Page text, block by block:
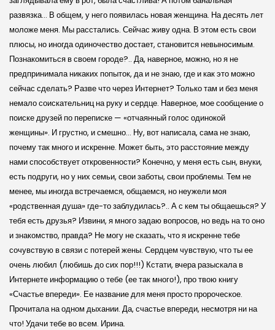
развязка… В общем, у него появилась новая женщина. На десять лет
моложе меня. Мы расстались. Сейчас живу одна. В этом есть свои
плюсы, но иногда одиночество достает, становится невыносимым.
Познакомиться в своем городе?.. Да, наверное, можно, но я не
предпринимала никаких попыток, да и не знаю, где и как это можно
сейчас сделать? Разве что через Интернет? Только там и без меня
немало соискательниц на руку и сердце. Наверное, мое сообщение о
поиске друзей по переписке — «отчаянный голос одинокой
женщины». И грустно, и смешно… Ну, вот написала, сама не знаю,
почему так много и искренне. Может быть, это расстояние между
нами способствует откровенности? Конечно, у меня есть сын, внуки,
есть подруги, но у них семьи, свои заботы, свои проблемы. Тем не
менее, мы иногда встречаемся, общаемся, но неужели моя
«родственная душа» где-то заблудилась?.. А с кем ты общаешься? У
тебя есть друзья? Извини, я много задаю вопросов, но ведь на то оно
и знакомство, правда? Не могу не сказать, что я искренне тебе
сочувствую в связи с потерей жены. Сердцем чувствую, что ты ее
очень любил (любишь до сих пор!!!) Кстати, вчера разыскала в
Интернете информацию о тебе (ее так много!), про твою книгу
«Счастье впереди». Ее название для меня просто пророческое.
Прочитала на одном дыхании. Да, счастье впереди, несмотря ни на
что! Удачи тебе во всем. Ирина.